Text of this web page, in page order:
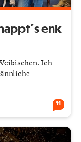
enk
Ich
11